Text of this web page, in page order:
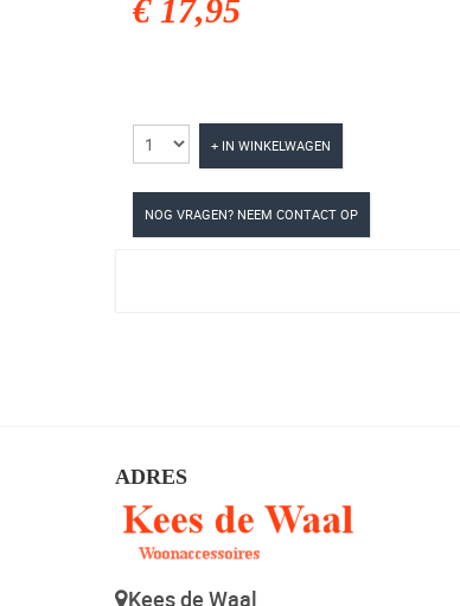
€ 17,95
+ IN WINKELWAGEN
NOG VRAGEN? NEEM CONTACT OP
ADRES
Kees de Waal